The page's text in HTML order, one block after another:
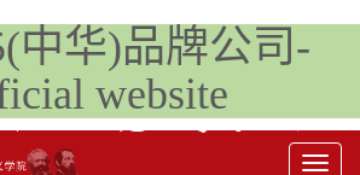
中华)品牌公司-
website
Toggle